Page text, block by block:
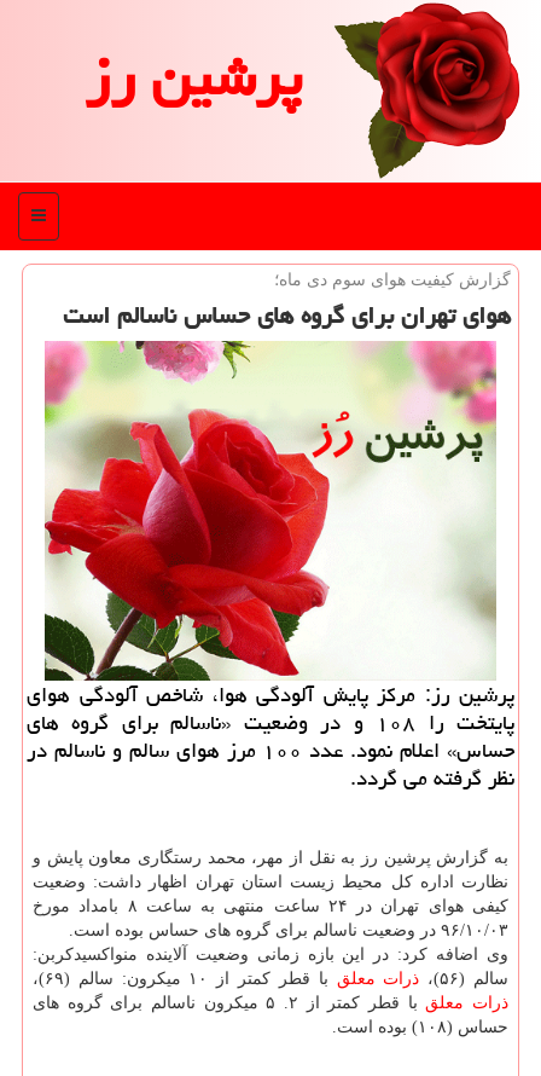
پرشین رز
منو
گزارش كیفیت هوای سوم دی ماه؛
هوای تهران برای گروه های حساس ناسالم است
پرشین رز: مركز پایش آلودگی هوا، شاخص آلودگی هوای
پایتخت را ۱۰۸ و در وضعیت «ناسالم برای گروه های
حساس» اعلام نمود. عدد ۱۰۰ مرز هوای سالم و ناسالم در
نظر گرفته می گردد.
به گزارش پرشین رز به نقل از مهر، محمد رستگاری معاون پایش و
نظارت اداره كل محیط زیست استان تهران اظهار داشت: وضعیت
كیفی هوای تهران در ۲۴ ساعت منتهی به ساعت ۸ بامداد مورخ
۹۶/۱۰/۰۳ در وضعیت ناسالم برای گروه های حساس بوده است.
وی اضافه كرد: در این بازه زمانی وضعیت آلاینده منواكسیدكربن:
سالم (۵۶)،
ذرات معلق با قطر كمتر از ۱۰ میكرون: سالم (۶۹)،
ذرات معلق
با قطر كمتر از ۲. ۵ میكرون ناسالم برای گروه های
حساس (۱۰۸) بوده است.